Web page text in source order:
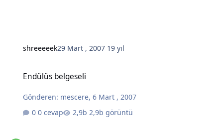
shreeeeek29 Mart , 2007 19 yıl
Endülüs belgeseli
Gönderen: mescere,6 Mart , 2007
0 cevap
2,9b görüntü